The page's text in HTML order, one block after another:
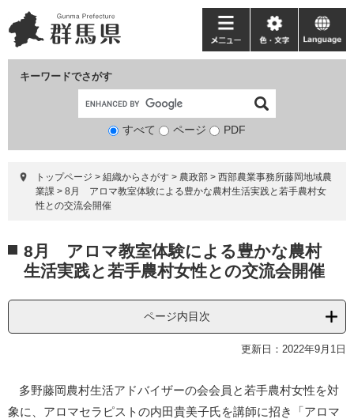
ー
ジ
ニ
ュ
て
キーワードでさがす
検
象
すべて ページ PDF
メ
ニ
ー
色・
文
language
トップページ > 組織からさがす > 農政部 > 西部農業事務所藤岡地域農
業課 > 8月 アロマ教室体験による豊かな農村生活実践と若手農村女
性との交流会開催
文 8月 アロマ教室体験による豊かな農村
生活実践と若手農村女性との交流会開催
ページ内目次
更新日：2022年9月1日
多野藤岡農村生活アドバイザーの会会員と若手農村女性を対
象に、アロマセラピストの内田貴美子氏を講師に招き「アロマ